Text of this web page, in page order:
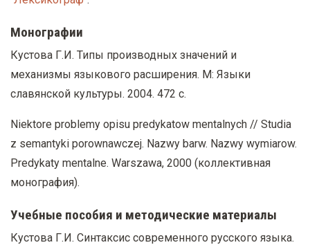
Монографии
Кустова Г.И. Типы производных значений и
механизмы языкового расширения. М: Языки
славянской культуры. 2004. 472 с.
Niektore problemy opisu predykatow mentalnych // Studia
z semantyki porownawczej. Nazwy barw. Nazwy wymiarow.
Predykaty mentalne. Warszawa, 2000 (коллективная
монография).
Учебные пособия и методические материалы
Кустова Г.И. Синтаксис современного русского языка.